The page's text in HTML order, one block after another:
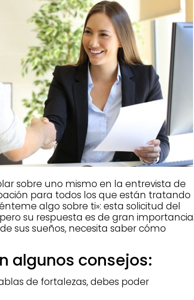
sobre uno mismo en la entrevista de
para todos los que están tratando
algo sobre ti»: esta solicitud del
su respuesta es de gran importancia.
sus sueños, necesita saber cómo
algunos consejos:
de fortalezas, debes poder